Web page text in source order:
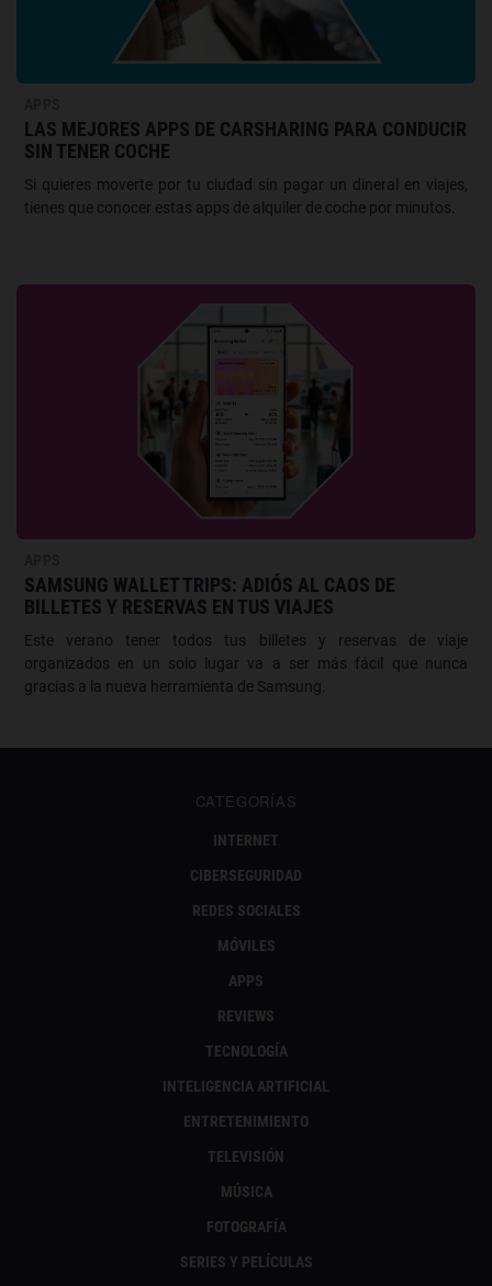
LAS MEJORES APPS DE CARSHARING PARA CONDUCIR
SIN TENER COCHE
Si quieres moverte por tu ciudad sin pagar un dineral en viajes,
tienes que conocer estas apps de alquiler de coche por minutos.
SAMSUNG WALLET TRIPS: ADIÓS AL CAOS DE
BILLETES Y RESERVAS EN TUS VIAJES
Este verano tener todos tus billetes y reservas de viaje
organizados en un solo lugar va a ser más fácil que nunca
gracias a la nueva herramienta de Samsung.
CATEGORÍAS
INTERNET
CIBERSEGURIDAD
REDES SOCIALES
MÓVILES
APPS
REVIEWS
TECNOLOGÍA
INTELIGENCIA ARTIFICIAL
ENTRETENIMIENTO
TELEVISIÓN
MÚSICA
FOTOGRAFÍA
SERIES Y PELÍCULAS